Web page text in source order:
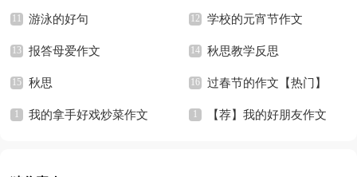
游泳的好句 学校的元宵节作文
报答母爱作文 秋思教学反思
秋思 过春节的作文【热门】
我的拿手好戏炒菜作文 【荐】我的好朋友作文